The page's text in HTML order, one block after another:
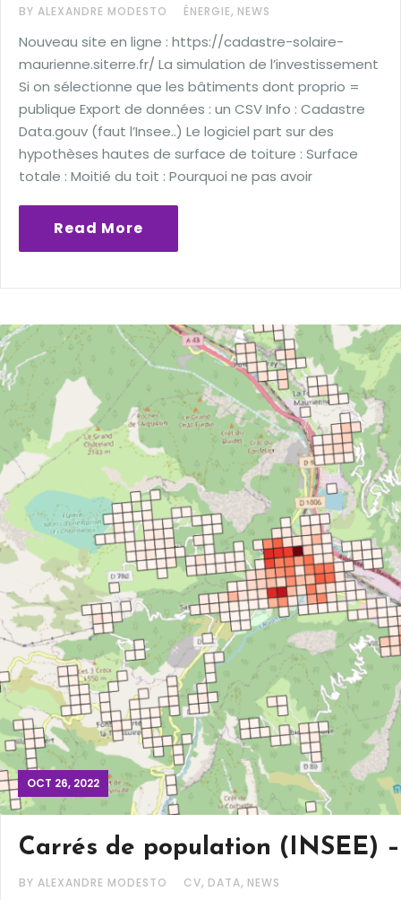
BY ALEXANDRE MODESTO ÉNERGIE, NEWS
Nouveau site en ligne : https://cadastre-solaire-
maurienne.siterre.fr/ La simulation de l’investissement
Si on sélectionne que les bâtiments dont proprio =
publique Export de données : un CSV Info : Cadastre
Data.gouv (faut l’Insee..) Le logiciel part sur des
hypothèses hautes de surface de toiture : Surface
totale : Moitié du toit : Pourquoi ne pas avoir
Read More
OCT 26, 2022
Carrés de population (INSEE)
BY ALEXANDRE MODESTO CV, DATA, NEWS